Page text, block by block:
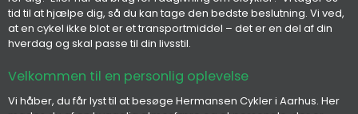
tid til at hjælpe dig, så du kan tage den bedste beslutning. Vi ved,
at en cykel ikke blot er et transportmiddel – det er en del af din
hverdag og skal passe til din livsstil.
Velkommen til en personlig oplevelse
Vi håber, du får lyst til at besøge Hermansen Cykler i Aarhus. Her